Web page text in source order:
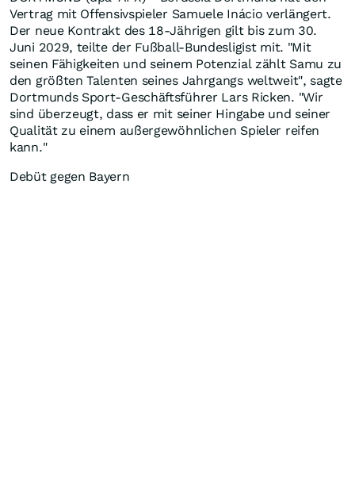
Vertrag mit Offensivspieler Samuele Inácio verlängert.
Der neue Kontrakt des 18-Jährigen gilt bis zum 30.
Juni 2029, teilte der Fußball-Bundesligist mit. "Mit
seinen Fähigkeiten und seinem Potenzial zählt Samu zu
den größten Talenten seines Jahrgangs weltweit", sagte
Dortmunds Sport-Geschäftsführer Lars Ricken. "Wir
sind überzeugt, dass er mit seiner Hingabe und seiner
Qualität zu einem außergewöhnlichen Spieler reifen
kann."
Debüt gegen Bayern